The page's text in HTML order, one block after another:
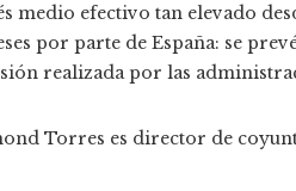
medio efectivo tan elevado
por parte de España: se
realizada por las
Torres es director de